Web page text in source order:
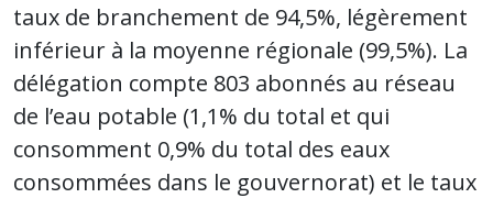
taux de branchement de 94,5%, légèrement
inférieur à la moyenne régionale (99,5%). La
délégation compte 803 abonnés au réseau
de l’eau potable (1,1% du total et qui
consomment 0,9% du total des eaux
consommées dans le gouvernorat) et le taux